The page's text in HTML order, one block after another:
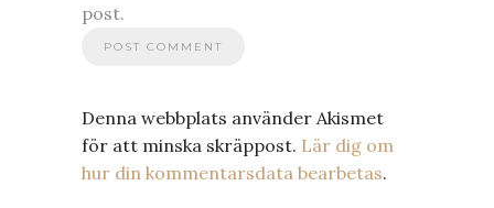
post.
Denna webbplats använder Akismet
för att minska skräppost. Lär dig om
hur din kommentarsdata bearbetas.